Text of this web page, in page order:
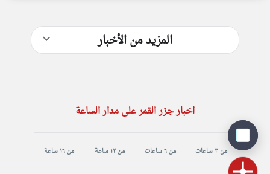
المزيد من الأخبار
اخبار جزر القمر على مدار الساعة
من ٣ ساعات من ٦ ساعات من ١٢ ساعة من ١٦ ساعة